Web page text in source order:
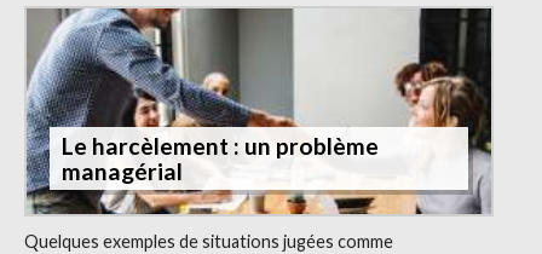
Le harcèlement : un problème
managérial
Quelques exemples de situations jugées comme